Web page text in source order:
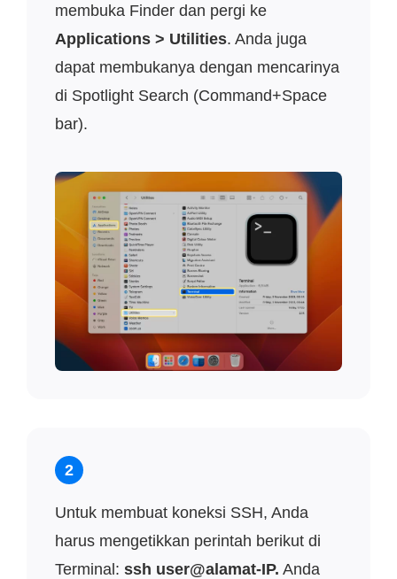
membuka Finder dan pergi ke
Applications > Utilities. Anda juga
dapat membukanya dengan mencarinya
di Spotlight Search (Command+Space
bar).
2
Untuk membuat koneksi SSH, Anda
harus mengetikkan perintah berikut di
Terminal: ssh user@alamat-IP. Anda